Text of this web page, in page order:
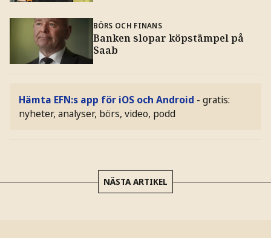
BÖRS OCH FINANS
Banken slopar köpstämpel på
Saab
Hämta EFN:s app för iOS och Android - gratis:
nyheter, analyser, börs, video, podd
NÄSTA ARTIKEL